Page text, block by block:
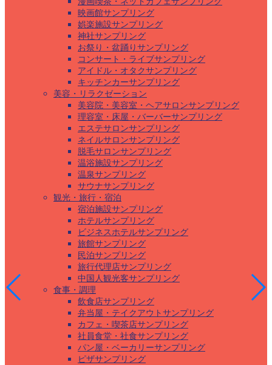
映画館サンプリング
娯楽施設サンプリング
神社サンプリング
お祭り・盆踊りサンプリング
コンサート・ライブサンプリング
アイドル・オタクサンプリング
キッチンカーサンプリング
美容・リラクゼーション
美容院・美容室・ヘアサロンサンプリング
理容室・床屋・バーバーサンプリング
エステサロンサンプリング
ネイルサロンサンプリング
脱毛サロンサンプリング
温浴施設サンプリング
温泉サンプリング
サウナサンプリング
観光・旅行・宿泊
宿泊施設サンプリング
ホテルサンプリング
ビジネスホテルサンプリング
旅館サンプリング
民泊サンプリング
旅行代理店サンプリング
中国人観光客サンプリング
食事・調理
飲食店サンプリング
弁当屋・テイクアウトサンプリング
カフェ・喫茶店サンプリング
社員食堂・社食サンプリング
パン屋・ベーカリーサンプリング
ピザサンプリング